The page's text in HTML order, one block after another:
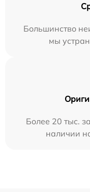
Большинство
мы
Более 20 тыс.
наличии